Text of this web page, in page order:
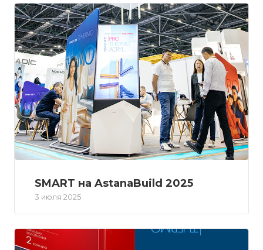
SMART на AstanaBuild 2025
3 июля 2025